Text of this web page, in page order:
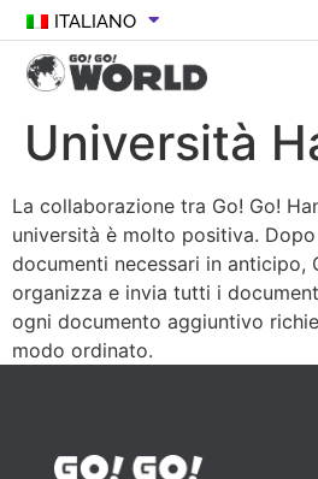
ITALIANO
Università
La collaborazione tra Go! Go!
università è molto positiva.
documenti necessari in anticipo,
organizza e invia tutti i
ogni documento aggiuntivo
modo ordinato.